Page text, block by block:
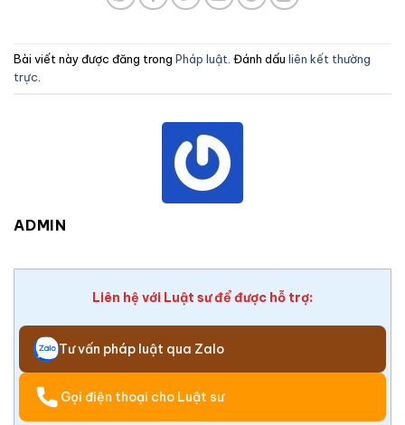
Bài viết này được đăng trong Pháp luật. Đánh dấu liên kết thường
trực.
ADMIN
Liên hệ với Luật sư để được hỗ trợ:
Tư vấn pháp luật qua Zalo
Gọi điện thoại cho Luật sư